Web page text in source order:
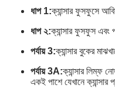
ধাপ 1:ক্যান্সার ফুসফুসে
ধাপ ২:ক্যান্সার ফুসফুস এবং
পর্যায় 3:ক্যান্সার বুকের
পর্যায় 3A:ক্যান্সার লিম্ফ
একই পাশে যেখানে ক্যান্সার